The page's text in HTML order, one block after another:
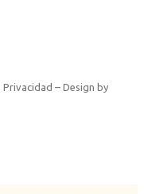
– Design by